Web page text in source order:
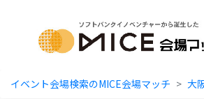
イベント会場検索のMICE会場マッチ 大